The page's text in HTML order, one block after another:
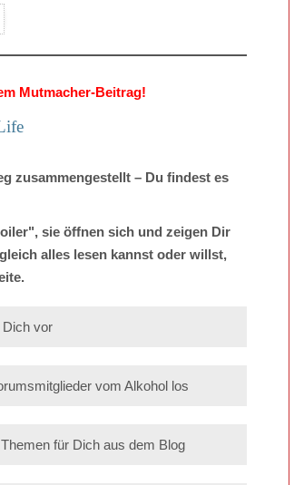
Mutmacher-Beitrag!
zusammengestellt – Du findest es
sie öffnen sich und zeigen Dir
alles lesen kannst oder willst,
Dich vor
vom Alkohol los
für Dich aus dem Blog